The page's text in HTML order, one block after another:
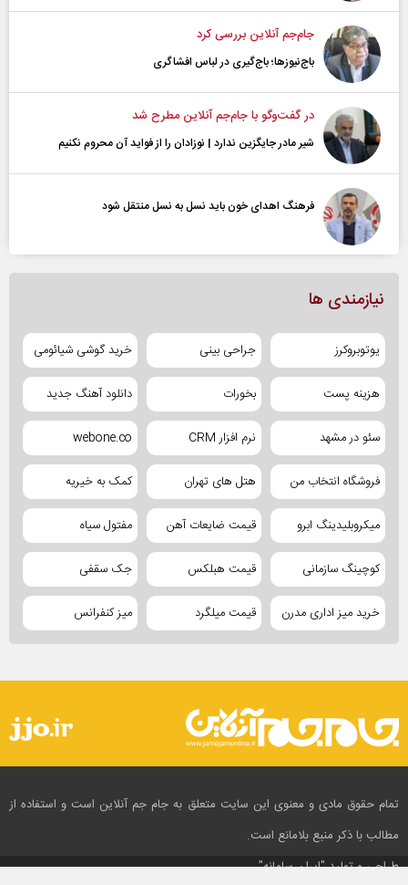
جام‌جم آنلاین بررسی کرد
باج‌نیوزها؛ باج‌گیری در لباس افشاگری
در گفت‌و‌گو با جام‌جم آنلاین مطرح شد
شیر مادر جایگزین ندارد | نوزادان را از فواید آن محروم نکنیم
فرهنگ اهدای خون باید نسل به نسل منتقل شود
نیازمندی ها
یوتوبروکرز جراحی بینی خرید گوشی شیائومی
هزینه پست بخورات دانلود آهنگ جدید
سئو در مشهد نرم افزار CRM webone.co
فروشگاه انتخاب من هتل های تهران کمک به خیریه
میکروبلیدینگ ابرو قیمت ضایعات آهن مفتول سیاه
کوچینگ سازمانی قیمت هبلکس جک سقفی
خرید میز اداری مدرن قیمت میلگرد میز کنفرانس
تمام حقوق مادی و معنوی این سایت متعلق به جام جم آنلاین است و استفاده از
مطالب با ذکر منبع بلامانع است.
طراحی و تولید"ایران سامانه"